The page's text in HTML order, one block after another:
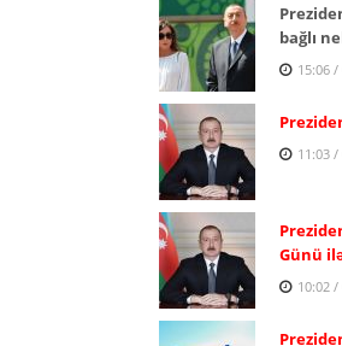
bağlı
15:06 /
11:03 /
Günü
10:02 /